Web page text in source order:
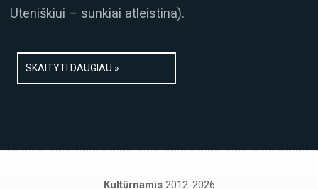
Uteniškiui – sunkiai atleistina).
SKAITYTI DAUGIAU »
Kultūrnamis 2012-2026